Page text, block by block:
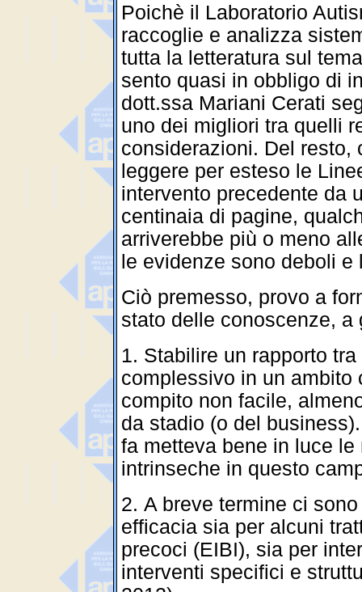
Poichè il Laboratorio
raccoglie e analizza
tutta la letteratura sul
sento quasi in obbligo di
dott.ssa Mariani Cerati
uno dei migliori tra quelli
considerazioni. Del resto,
leggere per esteso le
intervento precedente da
centinaia di pagine,
arriverebbe più o meno
le evidenze sono deboli
Ciò premesso, provo a
stato delle conoscenze,
1. Stabilire un rapporto
complessivo in un ambito
compito non facile,
da stadio (o del
fa metteva bene in luce
intrinseche in questo
2. A breve termine ci
efficacia sia per alcuni
precoci (EIBI), sia per
interventi specifici e